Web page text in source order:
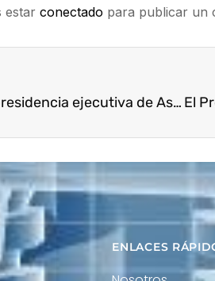
estar conectado para publicar un
Intervención de la presidencia ejecutiva de Asopartes en el IV Foro de la industria de la Moto En la Feria 2 Ruedas 2022
ENLACES